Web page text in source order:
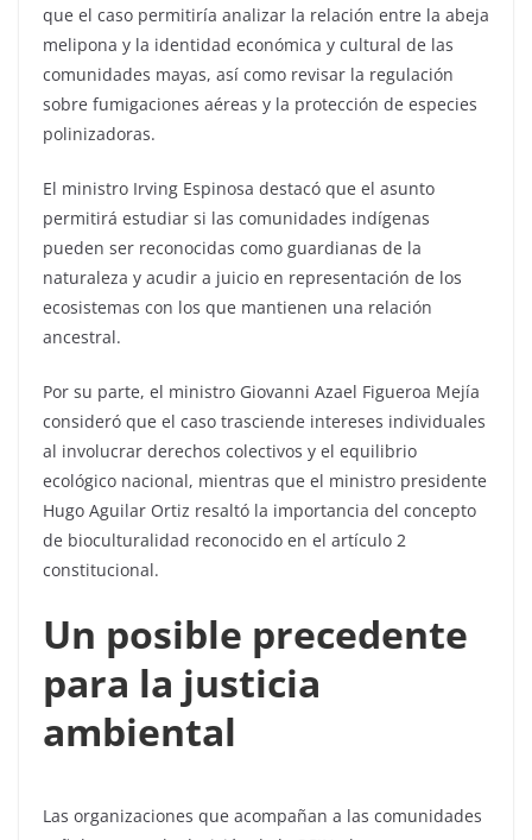
que el caso permitiría analizar la relación entre la abeja
melipona y la identidad económica y cultural de las
comunidades mayas, así como revisar la regulación
sobre fumigaciones aéreas y la protección de especies
polinizadoras.
El ministro Irving Espinosa destacó que el asunto
permitirá estudiar si las comunidades indígenas
pueden ser reconocidas como guardianas de la
naturaleza y acudir a juicio en representación de los
ecosistemas con los que mantienen una relación
ancestral.
Por su parte, el ministro Giovanni Azael Figueroa Mejía
consideró que el caso trasciende intereses individuales
al involucrar derechos colectivos y el equilibrio
ecológico nacional, mientras que el ministro presidente
Hugo Aguilar Ortiz resaltó la importancia del concepto
de bioculturalidad reconocido en el artículo 2
constitucional.
Un posible precedente
para la justicia
ambiental
Las organizaciones que acompañan a las comunidades